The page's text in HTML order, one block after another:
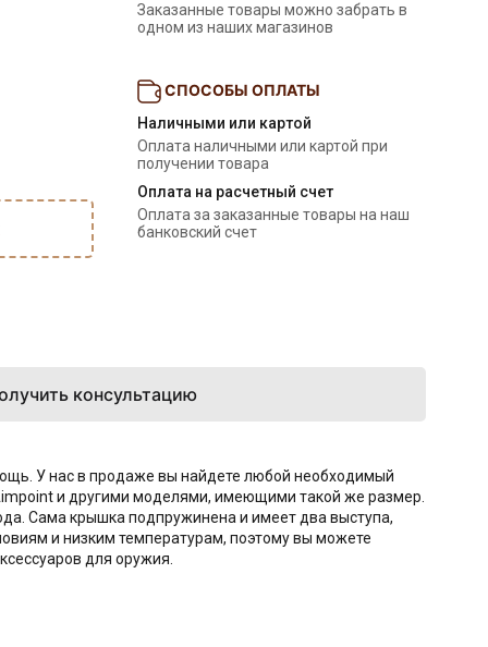
Заказанные товары можно забрать в
одном из наших магазинов
СПОСОБЫ ОПЛАТЫ
Наличными или картой
Оплата наличными или картой при
получении товара
Оплата на расчетный счет
Оплата за заказанные товары на наш
банковский счет
консультацию
У нас в продаже вы найдете любой необходимый
и другими моделями, имеющими такой же размер.
Сама крышка подпружинена и имеет два выступа,
и низким температурам, поэтому вы можете
для оружия.